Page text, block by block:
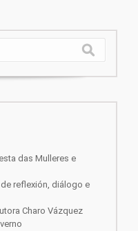
das Mulleres e
reflexión, diálogo e
Charo Vázquez